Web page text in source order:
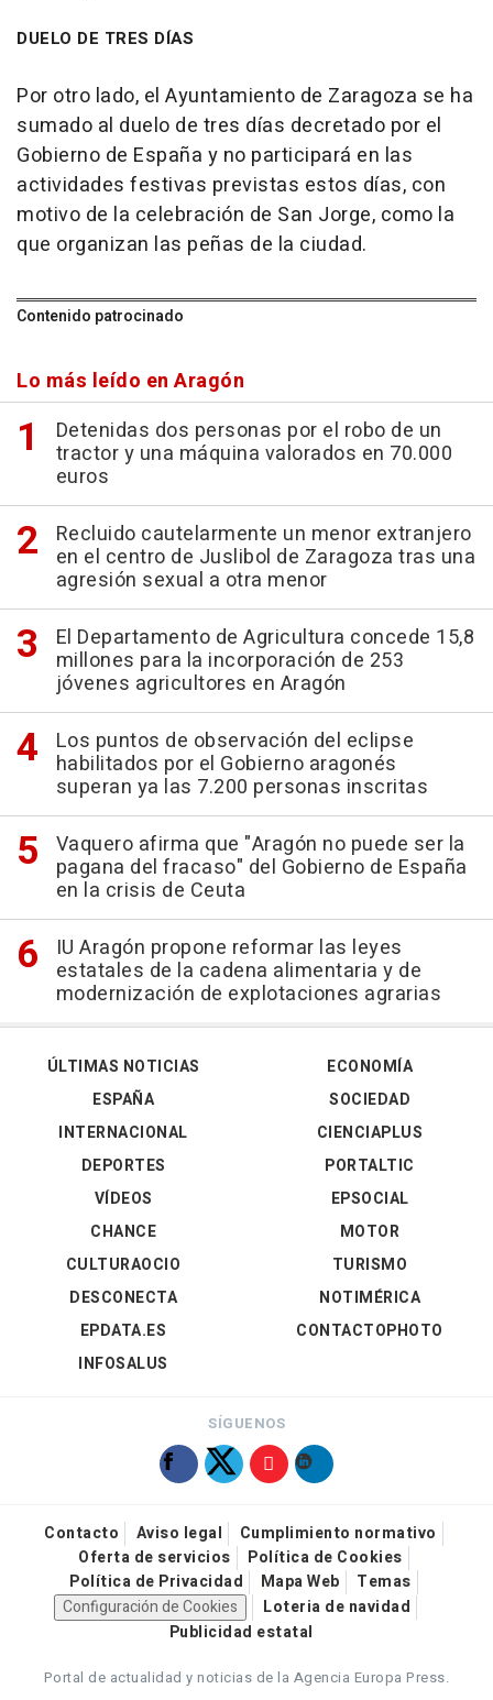
DUELO DE TRES DÍAS
Por otro lado, el Ayuntamiento de Zaragoza se ha
sumado al duelo de tres días decretado por el
Gobierno de España y no participará en las
actividades festivas previstas estos días, con
motivo de la celebración de San Jorge, como la
que organizan las peñas de la ciudad.
Contenido patrocinado
Lo más leído en Aragón
Detenidas dos personas por el robo de un
tractor y una máquina valorados en 70.000
euros
Recluido cautelarmente un menor extranjero
en el centro de Juslibol de Zaragoza tras una
agresión sexual a otra menor
El Departamento de Agricultura concede 15,8
millones para la incorporación de 253
jóvenes agricultores en Aragón
Los puntos de observación del eclipse
habilitados por el Gobierno aragonés
superan ya las 7.200 personas inscritas
Vaquero afirma que "Aragón no puede ser la
pagana del fracaso" del Gobierno de España
en la crisis de Ceuta
IU Aragón propone reformar las leyes
estatales de la cadena alimentaria y de
modernización de explotaciones agrarias
ÚLTIMAS NOTICIAS
ESPAÑA
INTERNACIONAL
DEPORTES
VÍDEOS
ECONOMÍA
SOCIEDAD
CIENCIAPLUS
PORTALTIC
EPSOCIAL
CHANCE
CULTURAOCIO
DESCONECTA
EPDATA.ES
INFOSALUS
MOTOR
TURISMO
NOTIMÉRICA
CONTACTOPHOTO
SÍGUENOS
Contacto Aviso legal
Cumplimiento normativo
Oferta de servicios
Política de Cookies
Política de Privacidad
Mapa Web
Temas
Configuración de Cookies
Loteria de navidad
Publicidad estatal
Portal de actualidad y noticias de la Agencia Europa Press.